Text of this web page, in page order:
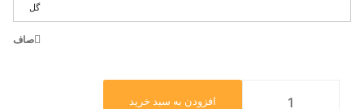
گل
صاف
افزودن به سبد خرید